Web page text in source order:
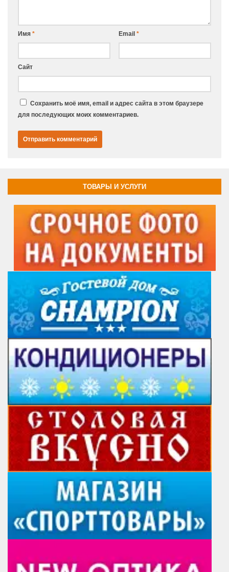
Имя * Email *
Сайт
Сохранить моё имя, email и адрес сайта в этом браузере
для последующих моих комментариев.
ТОВАРЫ И УСЛУГИ